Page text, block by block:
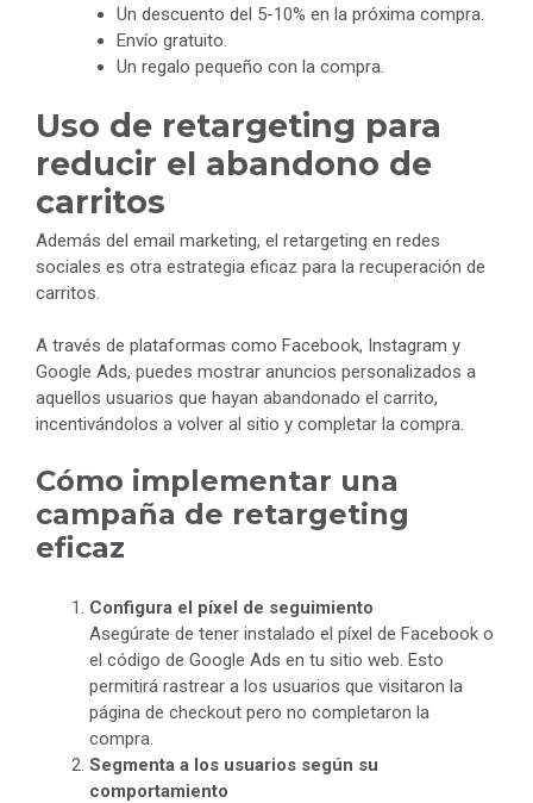
Un descuento del 5-10% en la próxima compra.
Envío gratuito.
Un regalo pequeño con la compra.
Uso de retargeting para
reducir el abandono de
carritos
Además del email marketing, el retargeting en redes
sociales es otra estrategia eficaz para la recuperación de
carritos.
A través de plataformas como Facebook, Instagram y
Google Ads, puedes mostrar anuncios personalizados a
aquellos usuarios que hayan abandonado el carrito,
incentivándolos a volver al sitio y completar la compra.
Cómo implementar una
campaña de retargeting
eficaz
Configura el píxel de seguimiento
Asegúrate de tener instalado el píxel de Facebook o
el código de Google Ads en tu sitio web. Esto
permitirá rastrear a los usuarios que visitaron la
página de checkout pero no completaron la
compra.
Segmenta a los usuarios según su
comportamiento